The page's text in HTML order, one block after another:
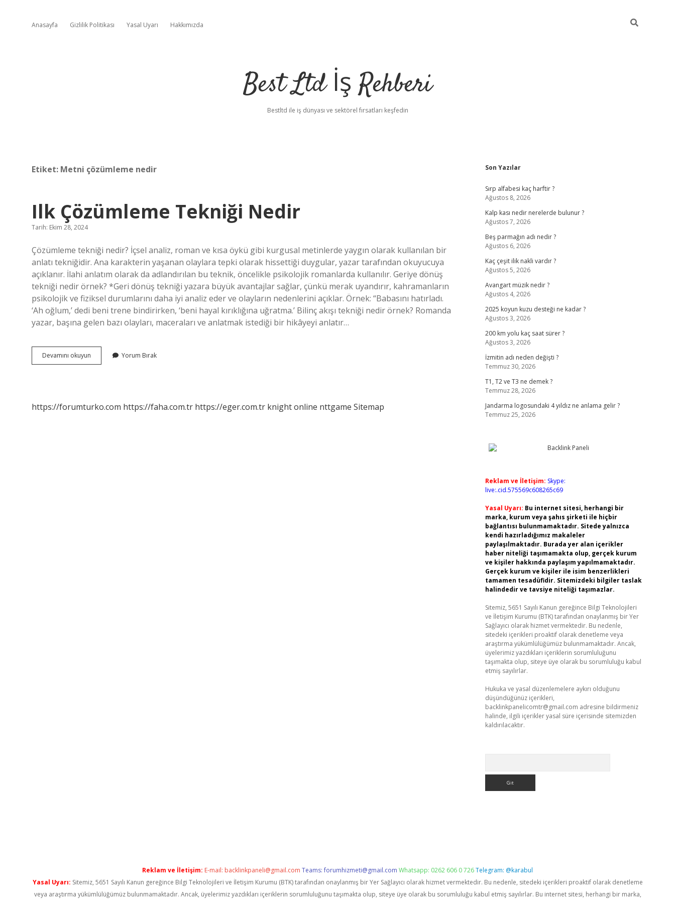
Anasayfa Gizlilik Politikası Yasal Uyarı Hakkımızda
Best Ltd İş Rehberi
Bestltd ile iş dünyası ve sektörel fırsatları keşfedin
Etiket: Metni çözümleme nedir
Ilk Çözümleme Tekniği Nedir
Tarih: Ekim 28, 2024
Çözümleme tekniği nedir? İçsel analiz, roman ve kısa öykü gibi kurgusal metinlerde yaygın olarak kullanılan bir
anlatı tekniğidir. Ana karakterin yaşanan olaylara tepki olarak hissettiği duygular, yazar tarafından okuyucuya
açıklanır. İlahi anlatım olarak da adlandırılan bu teknik, öncelikle psikolojik romanlarda kullanılır. Geriye dönüş
tekniği nedir örnek? *Geri dönüş tekniği yazara büyük avantajlar sağlar, çünkü merak uyandırır, kahramanların
psikolojik ve fiziksel durumlarını daha iyi analiz eder ve olayların nedenlerini açıklar. Örnek: “Babasını hatırladı.
‘Ah oğlum,’ dedi beni trene bindirirken, ‘beni hayal kırıklığına uğratma.’ Bilinç akışı tekniği nedir örnek? Romanda
yazar, başına gelen bazı olayları, maceraları ve anlatmak istediği bir hikâyeyi anlatır…
Devamını okuyun
Çözümleme
Yorum Bırak
https://forumturko.com https://faha.com.tr https://eger.com.tr knight online nttgame Sitemap
Sidebar
Son Yazılar
Sırp alfabesi kaç harftir ?
Ağustos 8, 2026
Kalp kası nedir nerelerde bulunur ?
Ağustos 7, 2026
Beş parmağın adı nedir ?
Ağustos 6, 2026
Kaç çeşit ilik nakli vardır ?
Ağustos 5, 2026
Avangart müzik nedir ?
Ağustos 4, 2026
2025 koyun kuzu desteği ne kadar ?
Ağustos 3, 2026
200 km yolu kaç saat sürer ?
Ağustos 3, 2026
İzmitin adı neden değişti ?
Temmuz 30, 2026
T1, T2 ve T3 ne demek ?
Temmuz 28, 2026
Jandarma logosundaki 4 yıldız ne anlama gelir ?
Temmuz 25, 2026
Reklam ve İletişim: Skype:
live:.cid.575569c608265c69
Yasal Uyarı: Bu internet sitesi, herhangi bir
marka, kurum veya şahıs şirketi ile hiçbir
bağlantısı bulunmamaktadır. Sitede yalnızca
kendi hazırladığımız makaleler
paylaşılmaktadır. Burada yer alan içerikler
haber niteliği taşımamakta olup, gerçek kurum
ve kişiler hakkında paylaşım yapılmamaktadır.
Gerçek kurum ve kişiler ile isim benzerlikleri
tamamen tesadüfidir. Sitemizdeki bilgiler taslak
halindedir ve tavsiye niteliği taşımazlar.
Sitemiz, 5651 Sayılı Kanun gereğince Bilgi Teknolojileri
ve İletişim Kurumu (BTK) tarafından onaylanmış bir Yer
Sağlayıcı olarak hizmet vermektedir. Bu nedenle,
sitedeki içerikleri proaktif olarak denetleme veya
araştırma yükümlülüğümüz bulunmamaktadır. Ancak,
üyelerimiz yazdıkları içeriklerin sorumluluğunu
taşımakta olup, siteye üye olarak bu sorumluluğu kabul
etmiş sayılırlar.
Hukuka ve yasal düzenlemelere aykırı olduğunu
düşündüğünüz içerikleri,
backlinkpanelicomtr@gmail.com adresine bildirmeniz
halinde, ilgili içerikler yasal süre içerisinde sitemizden
kaldırılacaktır.
Reklam ve İletişim: E-mail: backlinkpaneli@gmail.com Teams:forumhizmeti@gmail.com Whatsapp: 0262 606 0 726Telegram: @karabul
Yasal Uyarı: Sitemiz, 5651 Sayılı Kanun gereğince Bilgi Teknolojileri ve İletişim Kurumu (BTK) tarafından onaylanmış bir Yer Sağlayıcı olarak hizmet vermektedir. Bu nedenle, sitedeki içerikleri proaktif olarak denetleme
veya araştırma yükümlülüğümüz bulunmamaktadır. Ancak, üyelerimiz yazdıkları içeriklerin sorumluluğunu taşımakta olup, siteye üye olarak bu sorumluluğu kabul etmiş sayılırlar. Bu internet sitesi, herhangi bir marka,